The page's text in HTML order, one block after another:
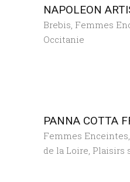
NAPOLEON
Brebis, Femmes
Occitanie
PANNA COTTA
Femmes Enceintes
de la Loire Plaisirs